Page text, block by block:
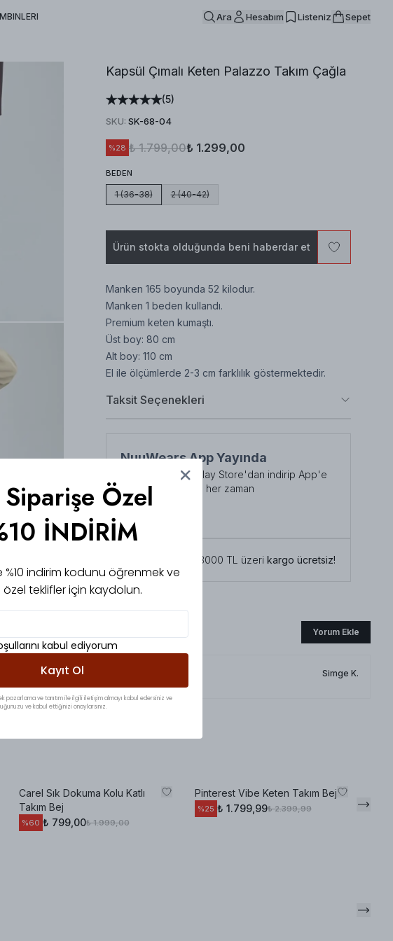
Ara Hesabım Listeniz Sepet
Kapsül Çımalı Keten Palazzo Takım Çağla
(5)
SKU: SK-68-04
%28 ₺ 1.799,00₺ 1.299,00
BEDEN
1 (36-38) 2 (40-42)
Ürün stokta olduğunda beni haberdar et
Manken 165 boyunda 52 kilodur.
Manken 1 beden kullandı.
Premium keten kumaştı.
Üst boy: 80 cm
Alt boy: 110 cm
El ile ölçümlerde 2-3 cm farklılık göstermektedir.
Taksit Seçenekleri
NuuWears App Yayında
App Store veya Play Store'dan indirip App'e
özel indirimlerden her zaman
faydalanabilirsiniz
Tüm siparişlerde 3000 TL üzeri kargo ücretsiz!
Yorum Ekle
Simge K.
Carel Sık Dokuma Kolu Katlı
Takım Bej
%60 ₺ 799,00₺ 1.999,00
Pinterest Vibe Keten Takım Bej
%25 ₺ 1.799,99₺ 2.399,99
Özel
İNDİRİM
%10 indirim kodunu öğrenmek ve
özel teklifler için kaydolun.
kabul ediyorum
Kayıt Ol
pazarlama ve tanıtım ile ilgili iletişim almayı kabul edersiniz ve
ve kabul ettiğinizi onaylarsınız.